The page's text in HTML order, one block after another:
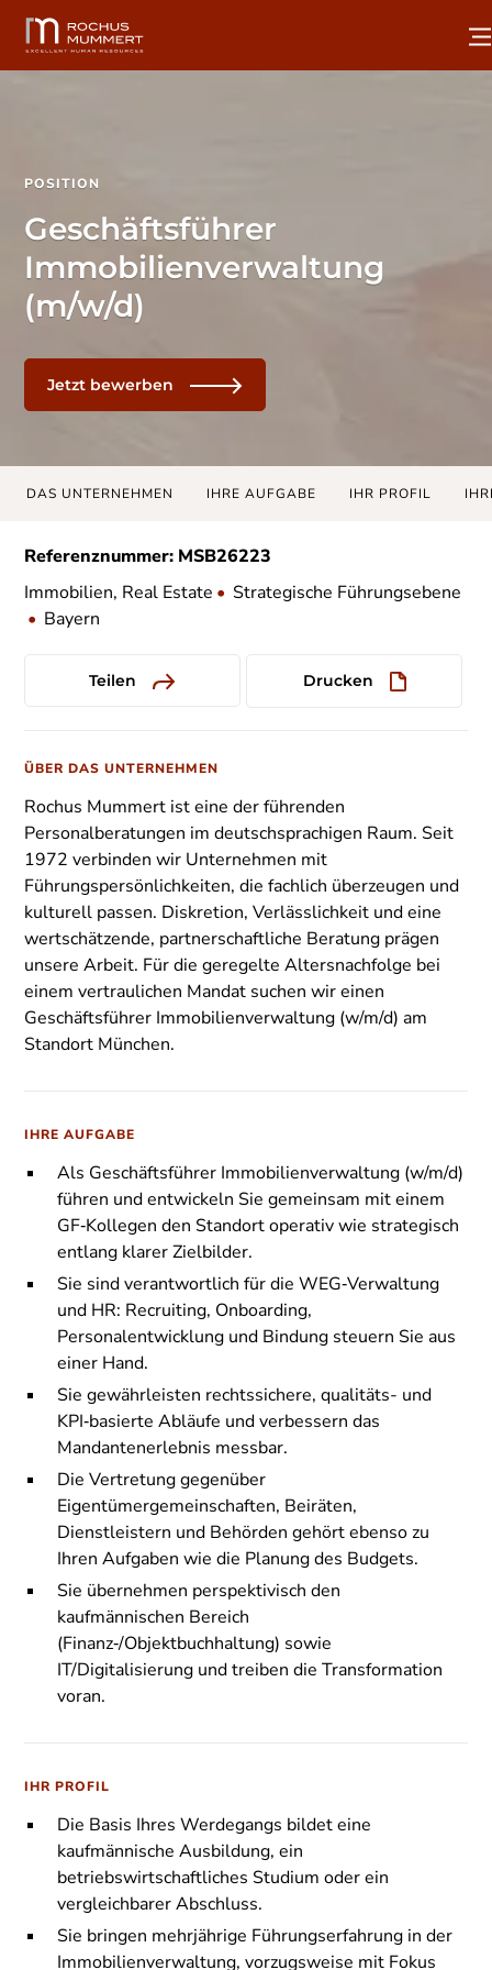
POSITION
Geschäftsführer
Immobilienverwaltung
(m/w/d)
Jetzt bewerben
DAS UNTERNEHMEN IHRE AUFGABE IHR PROFIL
Referenznummer: MSB26223
Immobilien, Real Estate • Strategische Führungsebene
• Bayern
Teilen Drucken
ÜBER DAS UNTERNEHMEN
Rochus Mummert ist eine der führenden
Personalberatungen im deutschsprachigen Raum. Seit
1972 verbinden wir Unternehmen mit
Führungspersönlichkeiten, die fachlich überzeugen und
kulturell passen. Diskretion, Verlässlichkeit und eine
wertschätzende, partnerschaftliche Beratung prägen
unsere Arbeit. Für die geregelte Altersnachfolge bei
einem vertraulichen Mandat suchen wir einen
Geschäftsführer Immobilienverwaltung (w/m/d) am
Standort München.
IHRE AUFGABE
Als Geschäftsführer Immobilienverwaltung (w/m/d)
führen und entwickeln Sie gemeinsam mit einem
GF‑Kollegen den Standort operativ wie strategisch
entlang klarer Zielbilder.
Sie sind verantwortlich für die WEG‑Verwaltung
und HR: Recruiting, Onboarding,
Personalentwicklung und Bindung steuern Sie aus
einer Hand.
Sie gewährleisten rechtssichere, qualitäts- und
KPI‑basierte Abläufe und verbessern das
Mandantenerlebnis messbar.
Die Vertretung gegenüber
Eigentümergemeinschaften, Beiräten,
Dienstleistern und Behörden gehört ebenso zu
Ihren Aufgaben wie die Planung des Budgets.
Sie übernehmen perspektivisch den
kaufmännischen Bereich
(Finanz‑/Objektbuchhaltung) sowie
IT/Digitalisierung und treiben die Transformation
voran.
IHR PROFIL
Die Basis Ihres Werdegangs bildet eine
kaufmännische Ausbildung, ein
betriebswirtschaftliches Studium oder ein
vergleichbarer Abschluss.
Sie bringen mehrjährige Führungserfahrung in der
Immobilienverwaltung, vorzugsweise mit Fokus